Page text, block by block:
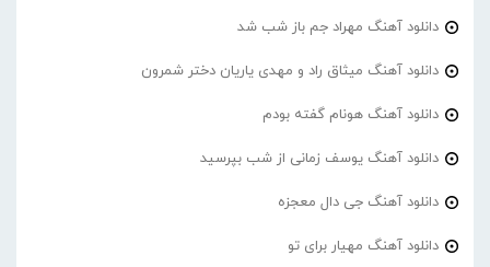
دانلود آهنگ مهراد جم باز شب شد
دانلود آهنگ میثاق راد و مهدی یاریان دختر شمرون
دانلود آهنگ هونام گفته بودم
دانلود آهنگ یوسف زمانی از شب بپرسید
دانلود آهنگ جی دال معجزه
دانلود آهنگ مهیار برای تو